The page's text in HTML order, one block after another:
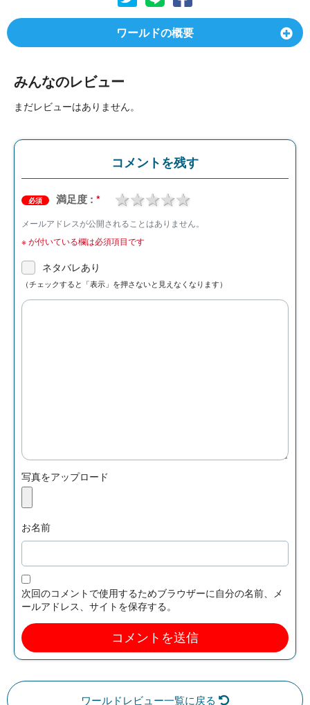
ワールドの概要
みんなのレビュー
まだレビューはありません。
コメントを残す
必須 満足度 : * 4 stars
3 stars
2 stars
1 star
メールアドレスが公開されることはありません。
※が付いている欄は必須項目です
ネタバレあり
（チェックすると「表示」を押さないと見えなくなります）
写真をアップロード
お名前
次回のコメントで使用するためブラウザーに自分の名前、メ
ールアドレス、サイトを保存する。
ワールドレビュー一覧に戻る